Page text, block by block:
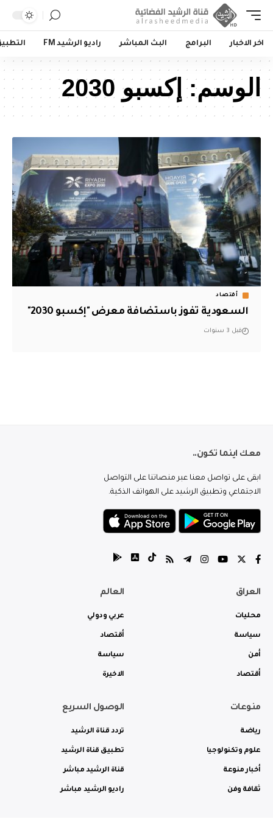
اخر الاخبار البرامج البث المباشر راديو الرشيد FM
الوسم: إكسبو 2030
أقتصاد
السعودية تفوز باستضافة معرض "إكسبو 2030"
قبل 3 سنوات
معك اينما تكون..
ابقى على تواصل معنا عبر منصاتنا على التواصل
الاجتماعي وتطبيق الرشيد على الهواتف الذكية.
العراق
محليات
سياسة
أمن
أقتصاد
العالم
عربي ودولي
أقتصاد
سياسة
الاخيرة
منوعات
رياضة
علوم وتكنولوجيا
أخبار منوعة
ثقافة وفن
الوصول السريع
تردد قناة الرشيد
تطبيق قناة الرشيد
قناة الرشيد مباشر
راديو الرشيد مباشر